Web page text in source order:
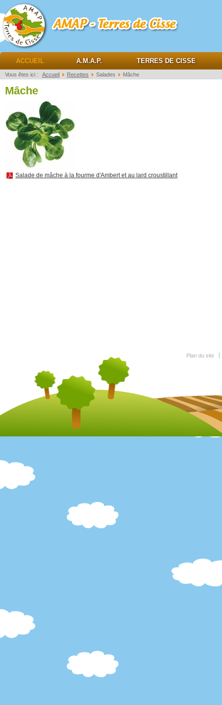
AMAP Terres de cisse
ACCUEIL A.M.A.P. TERRES DE CISSE
Vous êtes ici : Accueil Recettes Salades Mâche
Mâche
Salade de mâche à la fourme d'Ambert et au lard croustillant
Plan du site